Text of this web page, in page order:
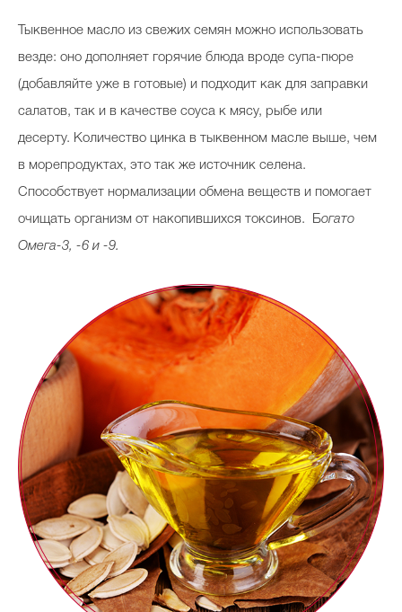
Тыквенное масло из свежих семян можно использовать
везде: оно дополняет горячие блюда вроде супа-пюре
(добавляйте уже в готовые) и подходит как для заправки
салатов, так и в качестве соуса к мясу, рыбе или
десерту. Количество цинка в тыквенном масле выше, чем
в морепродуктах, это так же источник селена.
Способствует нормализации обмена веществ и помогает
очищать организм от накопившихся токсинов. Богато
Омега-3, -6 и -9.